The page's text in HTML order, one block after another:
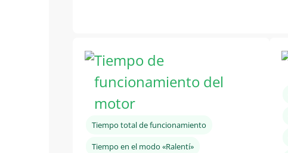
Tiempo de
funcionamiento del
motor
Tiempo total de funcionamiento
Tiempo en el modo «Ralentí»